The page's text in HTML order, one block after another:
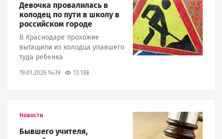
Девочка провалилась в
колодец по пути в школу в
российском городе
В Краснодаре прохожие
вытащили из колодца упавшего
туда ребенка
19.01.2026 14:39 13 138
Новости
Бывшего учителя,